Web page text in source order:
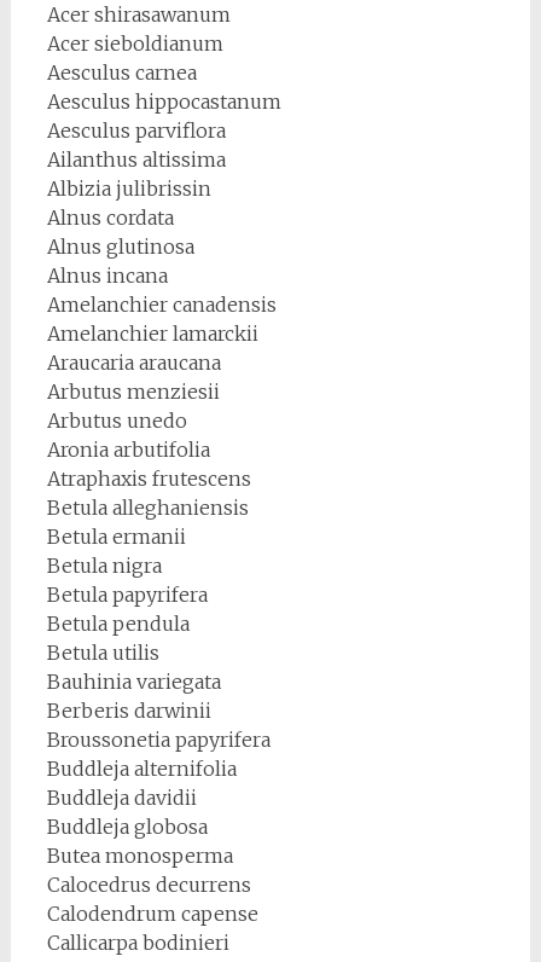
Acer shirasawanum
Acer sieboldianum
Aesculus carnea
Aesculus hippocastanum
Aesculus parviflora
Ailanthus altissima
Albizia julibrissin
Alnus cordata
Alnus glutinosa
Alnus incana
Amelanchier canadensis
Amelanchier lamarckii
Araucaria araucana
Arbutus menziesii
Arbutus unedo
Aronia arbutifolia
Atraphaxis frutescens
Betula alleghaniensis
Betula ermanii
Betula nigra
Betula papyrifera
Betula pendula
Betula utilis
Bauhinia variegata
Berberis darwinii
Broussonetia papyrifera
Buddleja alternifolia
Buddleja davidii
Buddleja globosa
Butea monosperma
Calocedrus decurrens
Calodendrum capense
Callicarpa bodinieri